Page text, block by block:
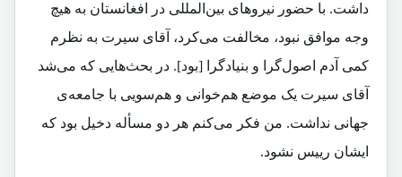
داشت. با حضور نیروهای بین‌المللی در افغانستان به هیچ
وجه موافق نبود، مخالفت می‌کرد، آقای سیرت به نظرم
کمی آدم اصول‌گرا و بنیادگرا [بود]. در بحث‌هایی که می‌شد
آقای سیرت یک موضع هم‌خوانی و هم‌سویی با جامعه‌ی
جهانی نداشت. من فکر می‌کنم هر دو مسأله دخیل بود که
ایشان رییس نشود.